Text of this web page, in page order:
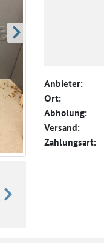
weiter blättern
weiter blättern
Anbieter:
Ort:
Abholung:
Versand:
Zahlungsart: